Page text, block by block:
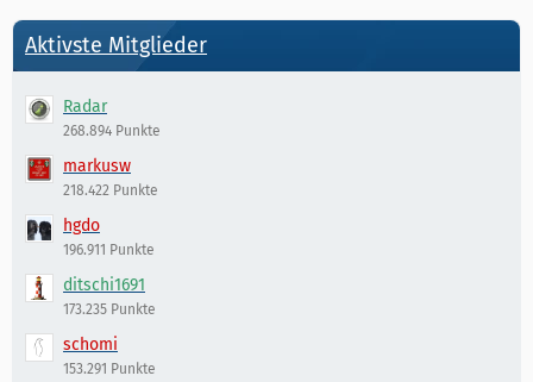
Aktivste Mitglieder
Radar
268.894 Punkte
markusw
218.422 Punkte
hgdo
196.911 Punkte
ditschi1691
173.235 Punkte
schomi
153.291 Punkte